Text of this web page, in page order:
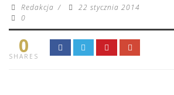
Redakcja /
22 stycznia 2014
0
0
SHARES